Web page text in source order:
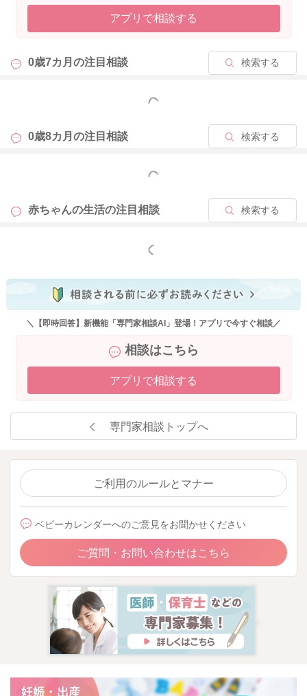
良いですよ。次第に顎の力もついてきて、お子さんなりのペー
スで徐々に硬いものや繊維質のものなども食べられるようにな
か進まない時には、ベビーフードなどで対応していただいても
良いですよ。目先が変われば食べるようになってくれることも
かるかもしれませんね。最初は、ママさんが一生懸命作られて
いますが、お子さんがあまり食べてくれず、ストレスやお疲れ
を感じるようであれば、しばらく離乳食をお休みしていただい
よ。しばらく授乳だけになさって、少し期間を空けるだけで
も、また食べてくれるようになることもあります。あまり深く
お考えにならず、食べなければそれで終わりというように、マ
て良いと思いますよ。また、もし体重増加がご心配であれば、
いいと思いますよ。
アプリで相談する
0歳7カ月の注目相談 検索する
もっと見る
0歳8カ月の注目相談 検索する
もっと見る
赤ちゃんの生活の注目相談 検索する
もっと見る
＼【即時回答】新機能「専門家相談AI」登場！アプリで今すぐ相談／
相談はこちら
アプリで相談する
専門家相談トップへ
ご利用のルールとマナー
ベビーカレンダーへのご意見をお聞かせください
ご質問・お問い合わせはこちら